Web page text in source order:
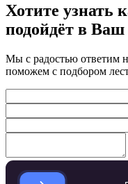
Хотите узнать
подойдёт в Ваш
Мы с радостью ответим
поможем с подбором